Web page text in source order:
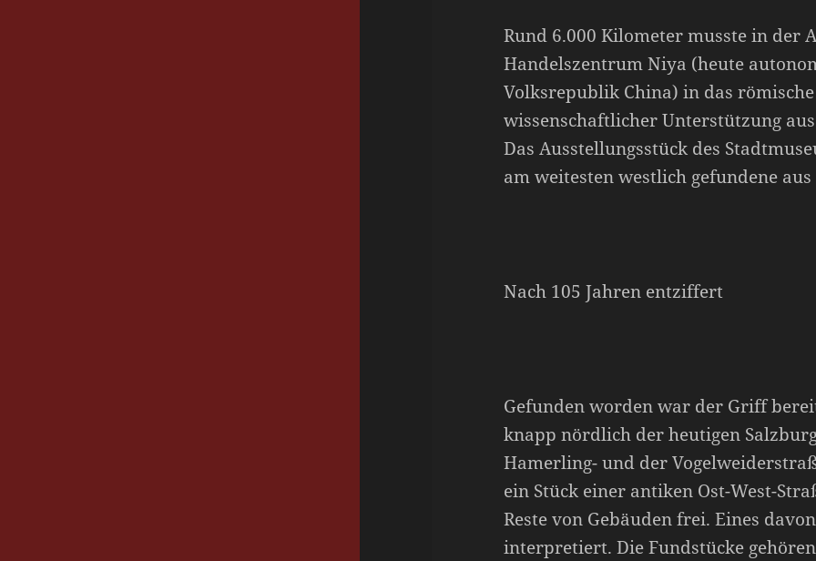
Rund 6.000 Kilometer musste in der
Handelszentrum Niya (heute
Volksrepublik China) in das
wissenschaftlicher Unterstützung
Das Ausstellungsstück des
am weitesten westlich gefundene
Nach 105 Jahren entziffert
Gefunden worden war der Griff
knapp nördlich der heutigen
Hamerling- und der
ein Stück einer antiken Ost-West-
Reste von Gebäuden frei. Eines
interpretiert. Die Fundstücke